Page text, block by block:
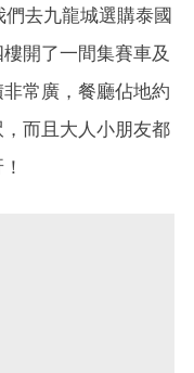
去九龍城選購泰國
開了一間集賽車及
常廣，餐廳佔地約
而且大人小朋友都